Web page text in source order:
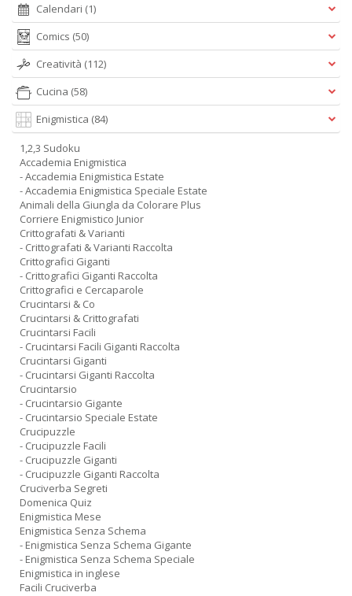
Calendari (1)
Comics (50)
Creatività (112)
Cucina (58)
Enigmistica (84)
1,2,3 Sudoku
Accademia Enigmistica
- Accademia Enigmistica Estate
- Accademia Enigmistica Speciale Estate
Animali della Giungla da Colorare Plus
Corriere Enigmistico Junior
Crittografati & Varianti
- Crittografati & Varianti Raccolta
Crittografici Giganti
- Crittografici Giganti Raccolta
Crittografici e Cercaparole
Crucintarsi & Co
Crucintarsi & Crittografati
Crucintarsi Facili
- Crucintarsi Facili Giganti Raccolta
Crucintarsi Giganti
- Crucintarsi Giganti Raccolta
Crucintarsio
- Crucintarsio Gigante
- Crucintarsio Speciale Estate
Crucipuzzle
- Crucipuzzle Facili
- Crucipuzzle Giganti
- Crucipuzzle Giganti Raccolta
Cruciverba Segreti
Domenica Quiz
Enigmistica Mese
Enigmistica Senza Schema
- Enigmistica Senza Schema Gigante
- Enigmistica Senza Schema Speciale
Enigmistica in inglese
Facili Cruciverba